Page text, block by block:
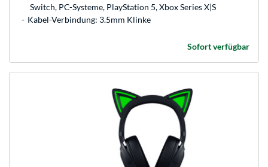
Switch, PC-Systeme, PlayStation 5, Xbox Series X|S
Kabel-Verbindung: 3.5mm Klinke
Sofort verfügbar